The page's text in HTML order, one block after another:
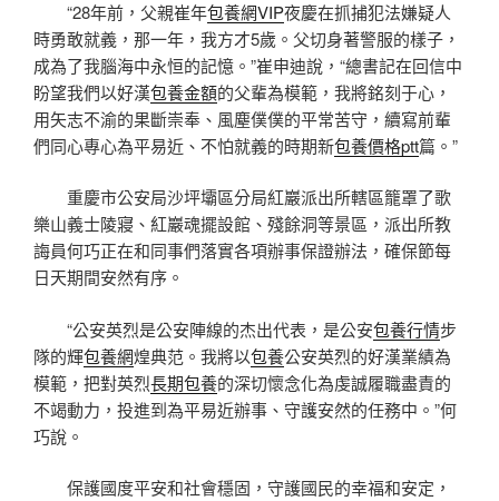
“28年前，父親崔年包養網VIP夜慶在抓捕犯法嫌疑人
時勇敢就義，那一年，我方才5歲。父切身著警服的樣子，
成為了我腦海中永恒的記憶。”崔申迪說，“總書記在回信中
盼望我們以好漢包養金額的父輩為模範，我將銘刻于心，
用矢志不渝的果斷崇奉、風塵僕僕的平常苦守，續寫前輩
們同心專心為平易近、不怕就義的時期新包養價格ptt篇。”
重慶市公安局沙坪壩區分局紅巖派出所轄區籠罩了歌
樂山義士陵寢、紅巖魂擺設館、殘餘洞等景區，派出所教
誨員何巧正在和同事們落實各項辦事保證辦法，確保節每
日天期間安然有序。
“公安英烈是公安陣線的杰出代表，是公安包養行情步
隊的輝包養網煌典范。我將以包養公安英烈的好漢業績為
模範，把對英烈長期包養的深切懷念化為虔誠履職盡責的
不竭動力，投進到為平易近辦事、守護安然的任務中。”何
巧說。
保護國度平安和社會穩固，守護國民的幸福和安定，